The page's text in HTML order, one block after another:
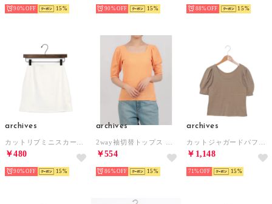
90% 15 90% 15 88% 15
archives
￥480
90% 15
archives
￥554
86% 15
archives
￥1,148
71% 15